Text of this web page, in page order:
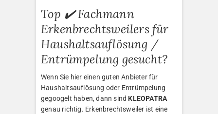
Top ✔️ Fachmann
Erkenbrechtsweilers für
Haushaltsauflösung /
Entrümpelung gesucht?
Wenn Sie hier einen guten Anbieter für
Haushaltsauflösung oder Entrümpelung
gegoogelt haben, dann sind KLEOPATRA
genau richtig. Erkenbrechtsweiler ist eine